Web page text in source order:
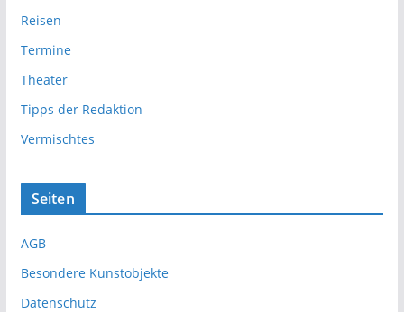
Reisen
Termine
Theater
Tipps der Redaktion
Vermischtes
Seiten
AGB
Besondere Kunstobjekte
Datenschutz